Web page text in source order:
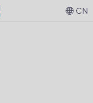
CN